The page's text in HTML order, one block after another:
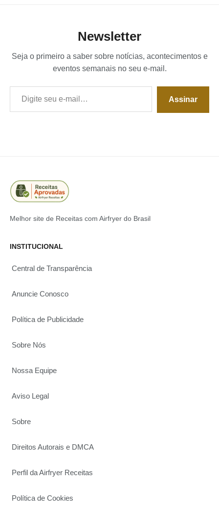
Newsletter
Seja o primeiro a saber sobre notícias, acontecimentos e
eventos semanais no seu e-mail.
Digite seu e-mail…
Assinar
Melhor site de Receitas com Airfryer do Brasil
INSTITUCIONAL
Central de Transparência
Anuncie Conosco
Política de Publicidade
Sobre Nós
Nossa Equipe
Aviso Legal
Sobre
Direitos Autorais e DMCA
Perfil da Airfryer Receitas
Política de Cookies